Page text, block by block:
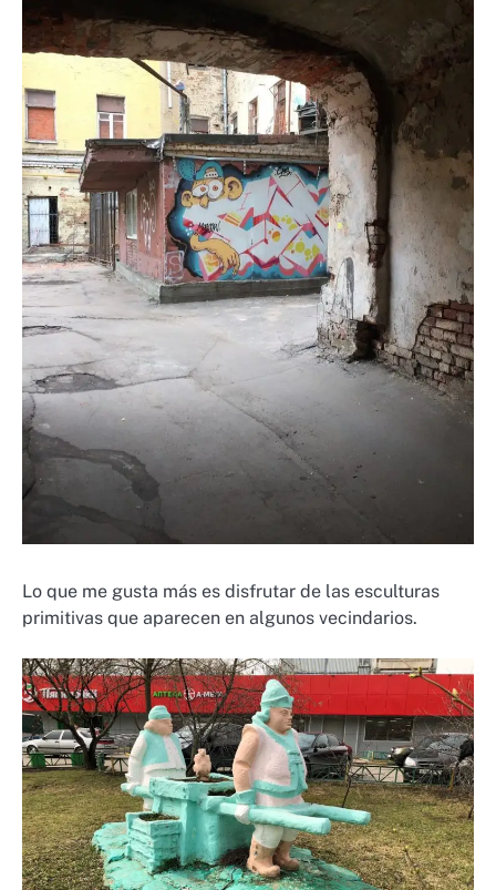
Lo que me gusta más es disfrutar de las esculturas
primitivas que aparecen en algunos vecindarios.